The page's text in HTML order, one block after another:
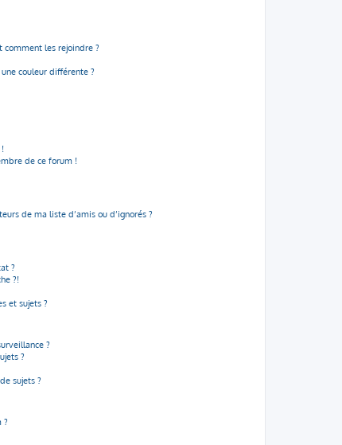
comment les rejoindre ?
couleur différente ?
!
de ce forum !
de ma liste d’amis ou d’ignorés ?
?
?!
et sujets ?
?
?
sujets ?
?